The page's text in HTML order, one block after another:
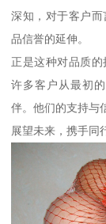
深知，对于客户
品信誉的延伸。
正是这种对品质的
许多客户从最初
伴。他们的支持与
展望未来，携手同